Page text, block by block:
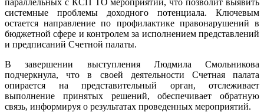
системные проблемы доходного потенциала. Ключевым
остается направление по профилактике правонарушений в
бюджетной сфере и контролем за исполнением представлений
и предписаний Счетной палаты.
В завершении выступления Людмила Смольникова
подчеркнула, что в своей деятельности Счетная палата
опирается на представительный орган, отслеживает
выполнение принятых решений, обеспечивает обратную
связь, информируя о результатах проведенных мероприятий.